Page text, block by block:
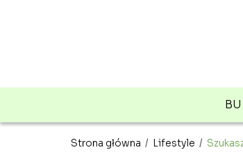
Strona główna / Lifestyle /